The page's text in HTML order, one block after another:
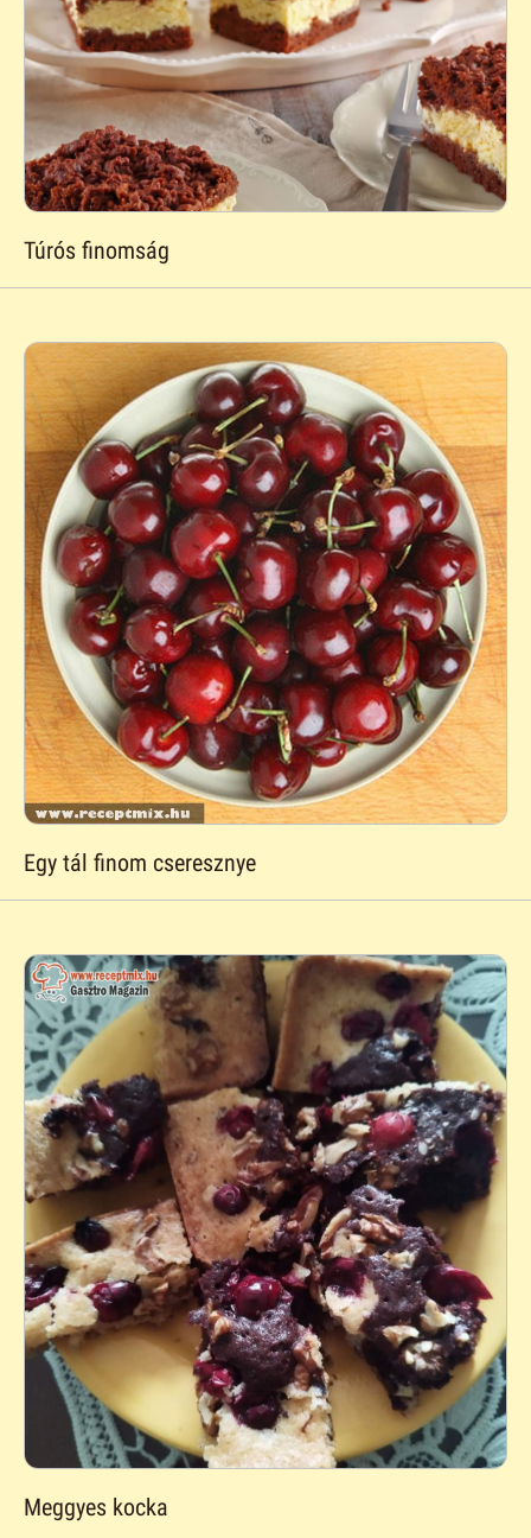
Túrós finomság
Egy tál finom cseresznye
Meggyes kocka